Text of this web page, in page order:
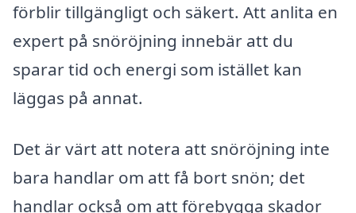
förblir tillgängligt och säkert. Att anlita en
expert på snöröjning innebär att du
sparar tid och energi som istället kan
läggas på annat.
Det är värt att notera att snöröjning inte
bara handlar om att få bort snön; det
handlar också om att förebygga skador